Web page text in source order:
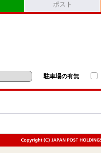
駐車場の有無
ポスト